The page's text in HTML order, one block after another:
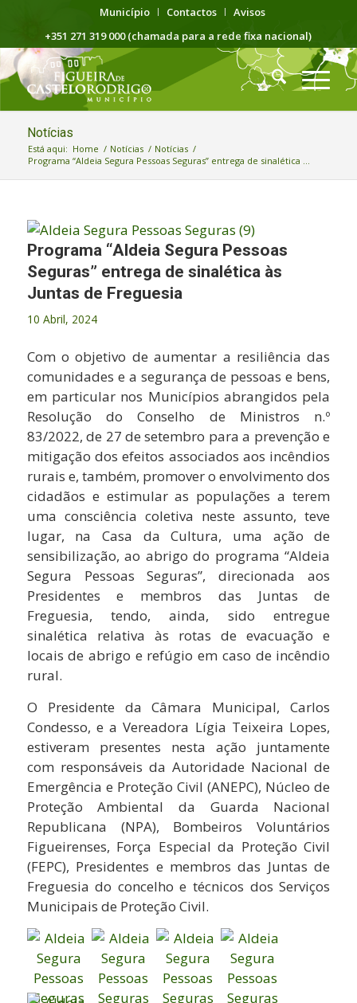
Município Contactos
Avisos
+351 271 319 000 (chamada para a rede fixa nacional)
Notícias
Está aqui: Home / Notícias / Notícias /
Programa “Aldeia Segura Pessoas Seguras” entrega de sinalética ...
Programa “Aldeia Segura Pessoas
Seguras” entrega de sinalética às
Juntas de Freguesia
10 Abril, 2024
Com o objetivo de aumentar a resiliência das
comunidades e a segurança de pessoas e bens,
em particular nos Municípios abrangidos pela
Resolução do Conselho de Ministros n.º
83/2022, de 27 de setembro para a prevenção e
mitigação dos efeitos associados aos incêndios
rurais e, também, promover o envolvimento dos
cidadãos e estimular as populações a terem
uma consciência coletiva neste assunto, teve
lugar, na Casa da Cultura, uma ação de
sensibilização, ao abrigo do programa “Aldeia
Segura Pessoas Seguras”, direcionada aos
Presidentes e membros das Juntas de
Freguesia, tendo, ainda, sido entregue
sinalética relativa às rotas de evacuação e
locais de abrigo e refúgio em caso de incêndio
rural.
O Presidente da Câmara Municipal, Carlos
Condesso, e a Vereadora Lígia Teixeira Lopes,
estiveram presentes nesta ação juntamente
com responsáveis da Autoridade Nacional de
Emergência e Proteção Civil (ANEPC), Núcleo de
Proteção Ambiental da Guarda Nacional
Republicana (NPA), Bombeiros Voluntários
Figueirenses, Força Especial da Proteção Civil
(FEPC), Presidentes e membros das Juntas de
Freguesia do concelho e técnicos dos Serviços
Municipais de Proteção Civil.